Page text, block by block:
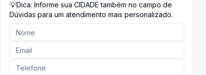
💡Dica: Informe sua CIDADE também no campo de
Dúvidas para um atendimento mais personalizado.